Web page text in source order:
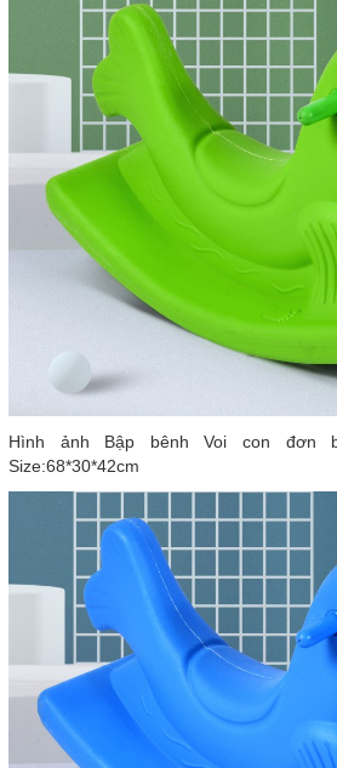
Hình ảnh Bập bênh Voi con đơn
Size:68*30*42cm